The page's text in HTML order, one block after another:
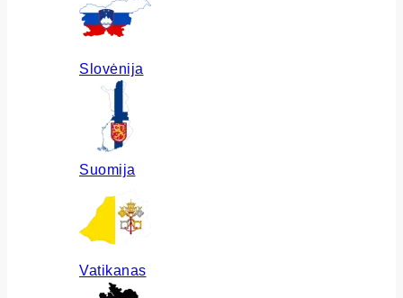
Slovėnija
Suomija
Vatikanas